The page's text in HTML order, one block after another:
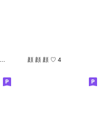
ちんうさぎのいつも使える☆絵文字 顔 顔 顔 ♡ 4